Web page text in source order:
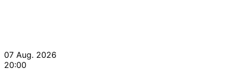
07 Aug. 2026
20:00